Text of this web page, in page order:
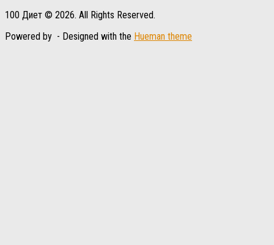
100 Диет © 2026. All Rights Reserved.
Powered by - Designed with the Hueman theme